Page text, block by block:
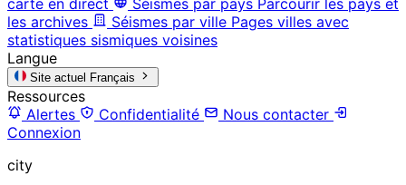
les archives
Séismes par ville Pages villes avec
statistiques sismiques voisines
Langue
Site actuel Français
Ressources
Alertes
Confidentialité
Nous contacter
Connexion
city